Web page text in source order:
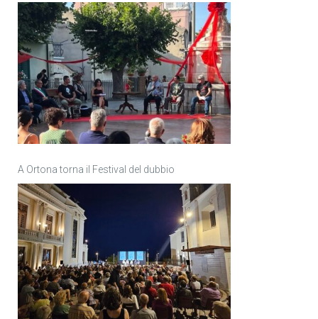
A Ortona torna il Festival del dubbio